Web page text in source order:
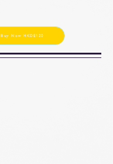
Buy Now HKD$120